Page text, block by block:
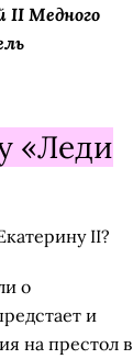
II Медного
«Леди
II?
о
и
на престол в